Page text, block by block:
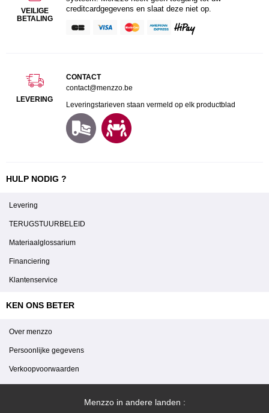
VEILIGE
BETALING
creditcardgegevens en slaat deze niet op.
LEVERING
CONTACT
contact@menzzo.be
Leveringstarieven staan vermeld op elk productblad
HULP NODIG ?
Levering
TERUGSTUURBELEID
Materiaalglossarium
Financiering
Klantenservice
KEN ONS BETER
Over menzzo
Persoonlijke gegevens
Verkoopvoorwaarden
Menzzo in andere landen :